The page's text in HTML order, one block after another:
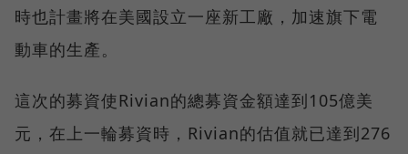
時也計畫將在美國設立一座新工廠，加速旗下電
動車的生產。
這次的募資使Rivian的總募資金額達到105億美
元，在上一輪募資時，Rivian的估值就已達到276